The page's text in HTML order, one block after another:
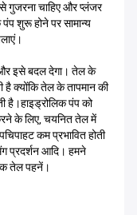
गुजरना चाहिए और प्लंजर
शुरू होने पर सामान्य
और इसे बदल देगा। तेल के
क्योंकि तेल के तापमान की
है।हाइड्रोलिक पंप को
के लिए, चयनित तेल में
कम प्रभावित होती
प्रदर्शन आदि। हमने
तेल पहनें।